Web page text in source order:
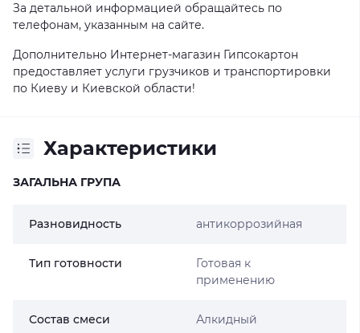
За детальной информацией обращайтесь по
телефонам, указанным на сайте.
Дополнительно Интернет-магазин Гипсокартон
предоставляет услуги грузчиков и транспортировки
по Киеву и Киевской области!
Характеристики
ЗАГАЛЬНА ГРУПА
Разновидность антикоррозийная
Тип готовности
Готовая к
применению
Состав смеси Алкидный